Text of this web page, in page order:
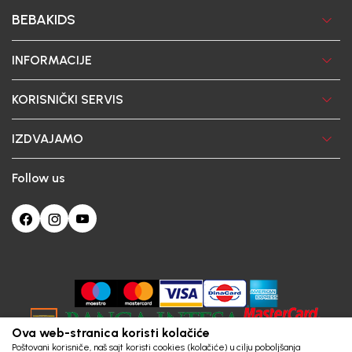
BEBAKIDS
INFORMACIJE
KORISNIČKI SERVIS
IZDVAJAMO
Follow us
Ova web-stranica koristi kolačiće
Poštovani korisniče, naš sajt koristi cookies (kolačiće) u cilju poboljšanja